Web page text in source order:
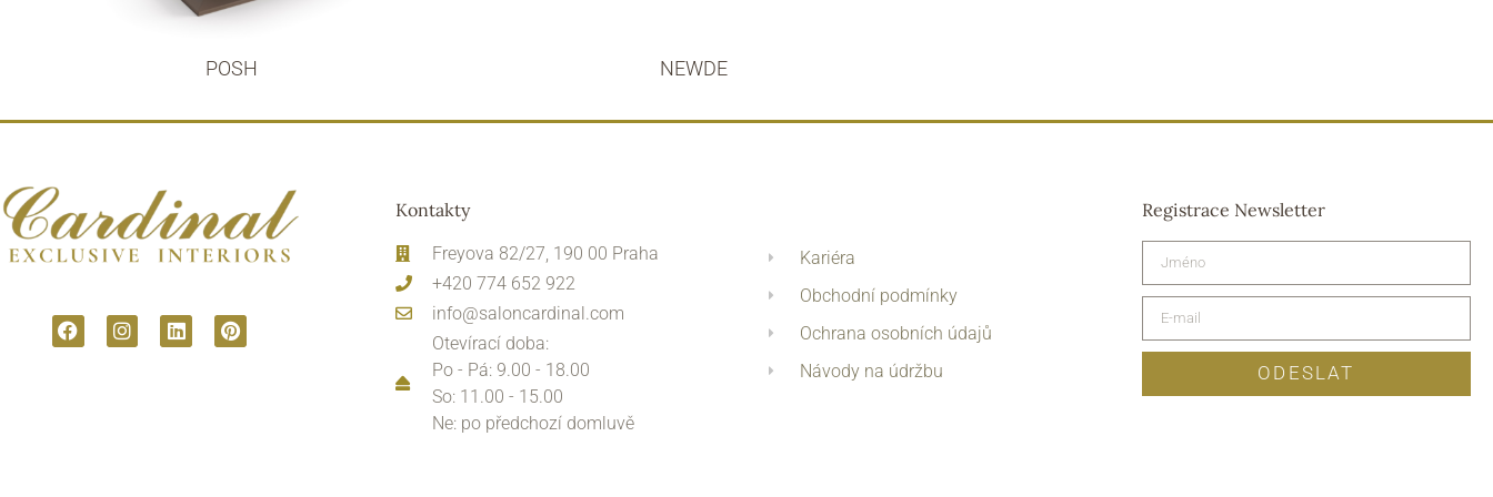
POSH NEWDE
Kontakty
Freyova 82/27, 190 00 Praha
+420 774 652 922
info@saloncardinal.com
Otevírací doba:
Po - Pá: 9.00 - 18.00
So: 11.00 - 15.00
Ne: po předchozí domluvě
Kariéra
Obchodní podmínky
Ochrana osobních údajů
Návody na údržbu
Registrace Newsletter
ODESLAT